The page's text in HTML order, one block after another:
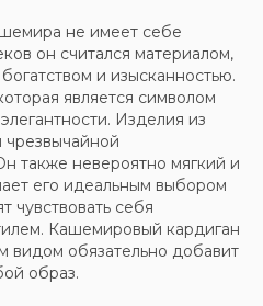
не имеет себе
он считался материалом,
и изысканностью.
является символом
Изделия из
чрезвычайной
также невероятно мягкий и
его идеальным выбором
чувствовать себя
Кашемировый кардиган
обязательно добавит
образ.